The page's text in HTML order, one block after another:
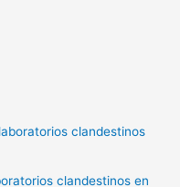
clandestinos en